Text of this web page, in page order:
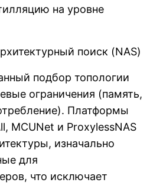
на уровне
поиск (NAS)
подбор топологии
ограничения (память,
Платформы
MCUNet и ProxylessNAS
изначально
для
что исключает